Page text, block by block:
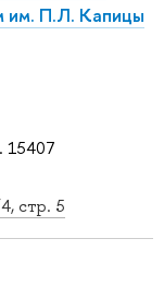
15407
стр. 5
им. П.Л. Капицы